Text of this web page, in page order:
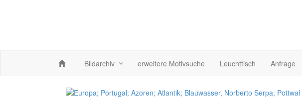
Bildarchiv erweitere Motivsuche Leuchttisch Anfrage